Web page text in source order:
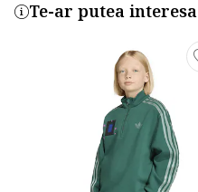
Te-ar putea interesa